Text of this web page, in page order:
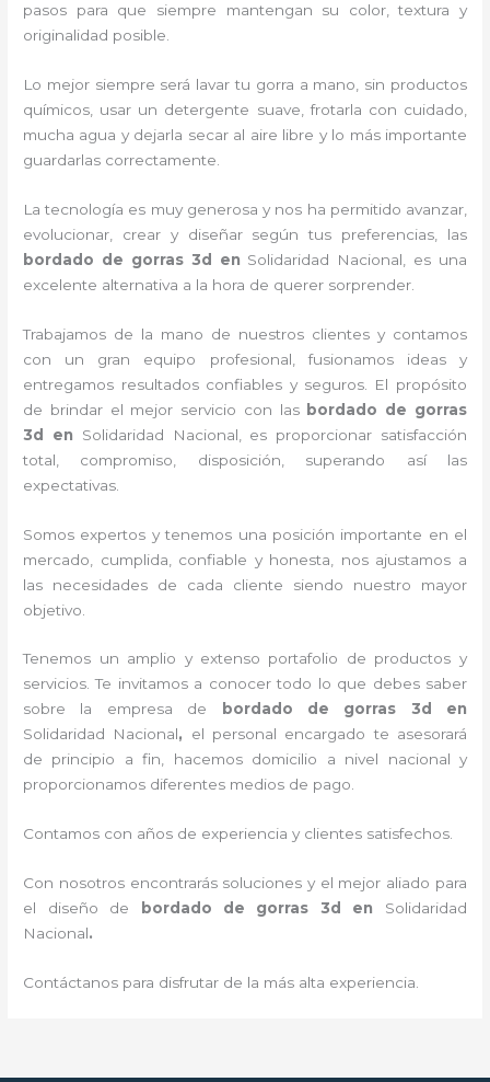
pasos para que siempre mantengan su color, textura y
originalidad posible.
Lo mejor siempre será lavar tu gorra a mano, sin productos
químicos, usar un detergente suave, frotarla con cuidado,
mucha agua y dejarla secar al aire libre y lo más importante
guardarlas correctamente.
La tecnología es muy generosa y nos ha permitido avanzar,
evolucionar, crear y diseñar según tus preferencias, las
bordado de gorras 3d
en Solidaridad Nacional, es una
excelente alternativa a la hora de querer sorprender.
Trabajamos de la mano de nuestros clientes y contamos
con un gran equipo profesional, fusionamos ideas y
entregamos resultados confiables y seguros. El propósito
de brindar el mejor servicio con las bordado de gorras
3d
en Solidaridad Nacional, es proporcionar satisfacción
total, compromiso, disposición, superando así las
expectativas.
Somos expertos y tenemos una posición importante en el
mercado, cumplida, confiable y honesta, nos ajustamos a
las necesidades de cada cliente siendo nuestro mayor
objetivo.
Tenemos un amplio y extenso portafolio de productos y
servicios. Te invitamos a conocer todo lo que debes saber
sobre la empresa de
bordado de gorras 3d
en
Solidaridad Nacional, el personal encargado te asesorará
de principio a fin, hacemos domicilio a nivel nacional y
proporcionamos diferentes medios de pago.
Contamos con años de experiencia y clientes satisfechos.
Con nosotros encontrarás soluciones y el mejor aliado para
el diseño de
bordado de gorras 3d en Solidaridad
Nacional.
Contáctanos para disfrutar de la más alta experiencia.